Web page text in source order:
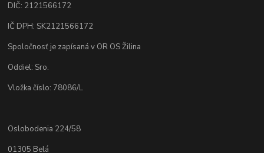
DIČ: 2121566172
IČ DPH: SK2121566172
Spoločnosť je zapísaná v OR OS Žilina
Oddiel: Sro.
Vložka číslo: 78086/L
Oslobodenia 224/58
01305 Belá